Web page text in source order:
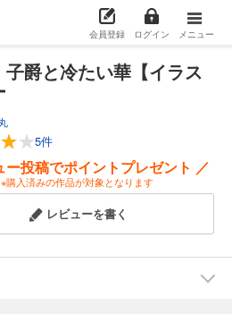
会員登録 ログイン メニュー
子爵と冷たい華【イラス
5件
ー投稿でポイントプレゼント ／
※購入済みの作品が対象となります
レビューを書く